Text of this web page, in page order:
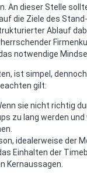
An dieser Stelle
die Ziele des
Ablauf
notwendige
ist simpel,
gilt:
sie nicht richtig
zu lang werden
idealerweise der
Einhalten der
Kernaussagen.